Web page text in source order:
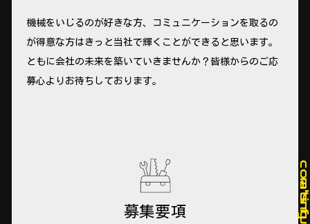
機械をいじるのが好きな方、コミュニケーションを取るの
が得意な方はきっと当社で輝くことができると思います。
ともに会社の未来を築いていきませんか？皆様からのご応
募心よりお待ちしております。
募集要項